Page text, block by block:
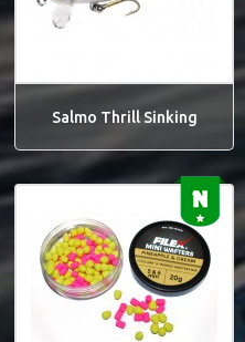
Salmo Thrill Sinking